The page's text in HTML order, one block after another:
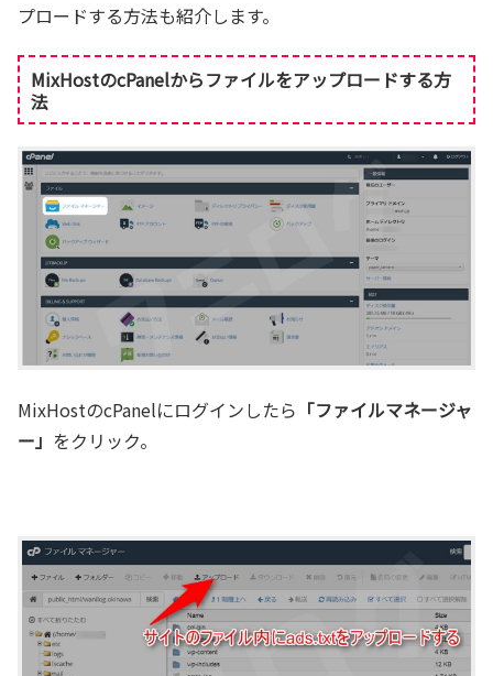
プロードする方法も紹介します。
MixHostのcPanelからファイルをアップロードする方
法
MixHostのcPanelにログインしたら 「ファイルマネージャ
ー」 をクリック。